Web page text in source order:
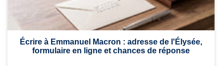
Écrire à Emmanuel Macron : adresse de l'Élysée,
formulaire en ligne et chances de réponse